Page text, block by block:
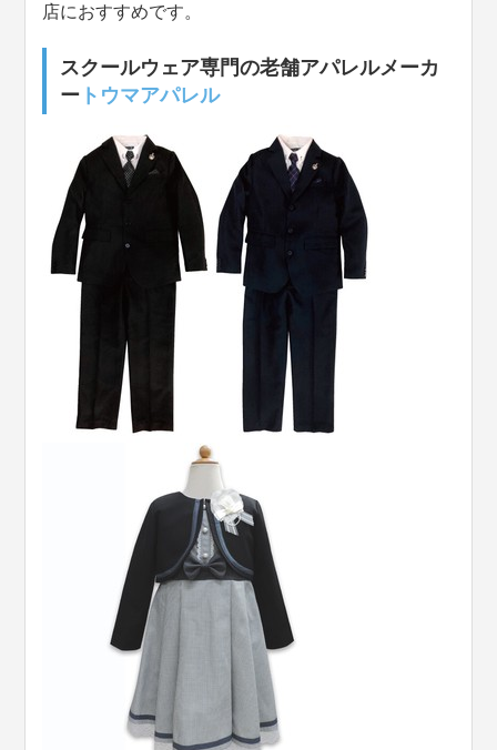
店におすすめです。
スクールウェア専門の老舗アパレルメーカ
ー トウマアパレル